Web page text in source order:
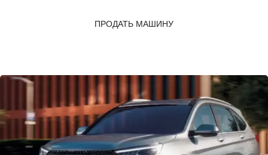
ПРОДАТЬ МАШИНУ